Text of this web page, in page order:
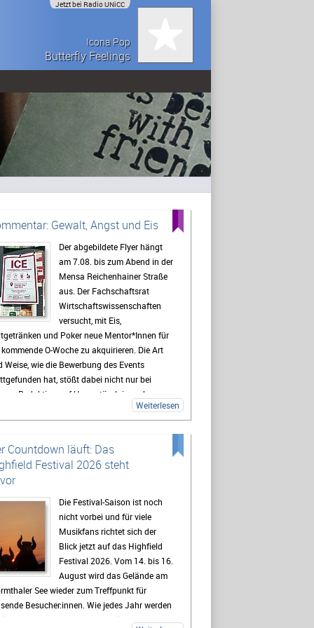
Jetzt bei Radio UNiCC
Icona Pop
Butterfly Feelings
Gewalt, Angst und Eis
Der abgebildete Flyer hängt
am 7.08. bis zum Abend in der
Mensa Reichenhainer Straße
aus. Der Fachschaftsrat
Wirtschaftswissenschaften
versucht, mit Eis,
und Poker neue Mentor*Innen für
O-Woche zu akquirieren. Die Art
Weise, wie die Bewerbung des Events
hat, stößt dabei nicht nur bei
Redaktion auf Unverständnis und
Weiterlesen
Countdown läuft: Das
Festival 2026 steht
Die Festival-Saison ist noch
nicht vorbei und für viele
Musikfans richtet sich der
Blick jetzt auf das Highfield
Festival 2026. Vom 14. bis 16.
August wird das Gelände am
See wieder zum Treffpunkt für
Besucher:innen. Wie jedes Jahr werden
Fans aus ganz Deutschland erwartet,